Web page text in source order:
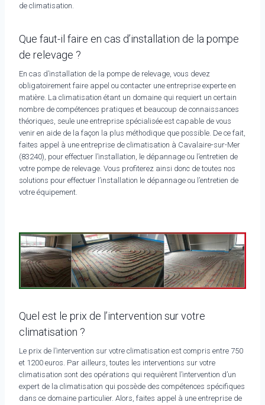
de climatisation.
Que faut-il faire en cas d’installation de la pompe
de relevage ?
En cas d’installation de la pompe de relevage, vous devez
obligatoirement faire appel ou contacter une entreprise experte en
matière. La climatisation étant un domaine qui requiert un certain
nombre de compétences pratiques et beaucoup de connaissances
théoriques, seule une entreprise spécialisée est capable de vous
venir en aide de la façon la plus méthodique que possible. De ce fait,
faites appel à une entreprise de climatisation à Cavalaire-sur-Mer
(83240), pour effectuer l’installation, le dépannage ou l’entretien de
votre pompe de relevage. Vous profiterez ainsi donc de toutes nos
solutions pour effectuer l’installation le dépannage ou l’entretien de
votre équipement.
Quel est le prix de l’intervention sur votre
climatisation ?
Le prix de l’intervention sur votre climatisation est compris entre 750
et 1200 euros. Par ailleurs, toutes les interventions sur votre
climatisation sont des opérations qui requièrent l’intervention d’un
expert de la climatisation qui possède des compétences spécifiques
dans ce domaine particulier. Alors, faites appel à une entreprise de